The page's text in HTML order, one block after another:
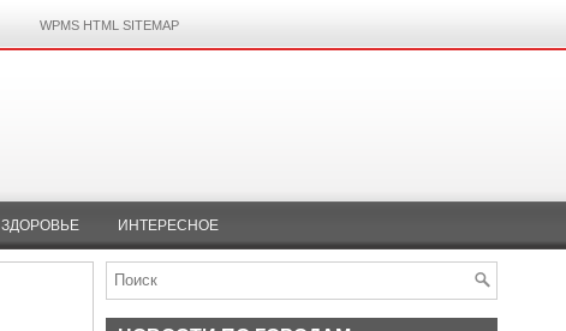
WPMS HTML SITEMAP
ЗДОРОВЬЕ ИНТЕРЕСНОЕ